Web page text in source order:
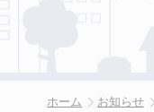
ホーム お知らせ